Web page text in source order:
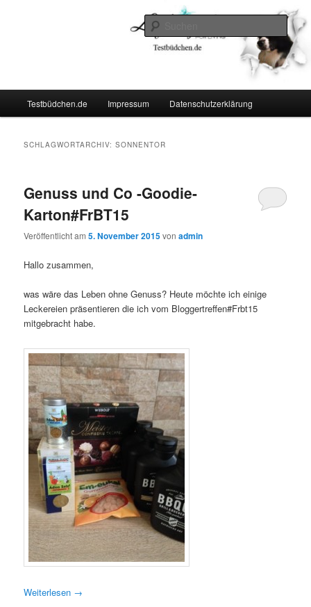
Testbüdchen.de Impressum Datenschutzerklärung
SCHLAGWORTARCHIV:SONNENTOR
Genuss und Co -Goodie-
Karton#FrBT15
Veröffentlicht am5. November 2015vonadmin
Hallo zusammen,
was wäre das Leben ohne Genuss? Heute möchte ich einige
Leckereien präsentieren die ich vom Bloggertreffen#Frbt15
mitgebracht habe.
Weiterlesen →